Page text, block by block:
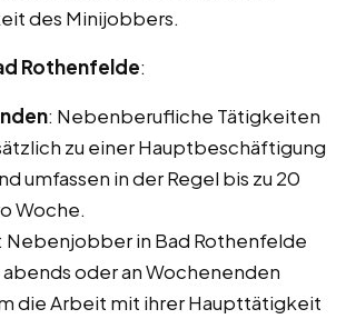
des Minijobbers.
Rothenfelde:
: Nebenberufliche Tätigkeiten
zu einer Hauptbeschäftigung
umfassen in der Regel bis zu 20
Woche.
: Nebenjobber in Bad Rothenfelde
oder an Wochenenden
die Arbeit mit ihrer Haupttätigkeit